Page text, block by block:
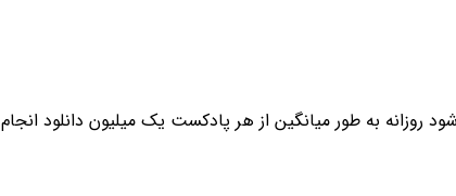
به طور میانگین از هر پادکست یک میلیون دانلود انجام